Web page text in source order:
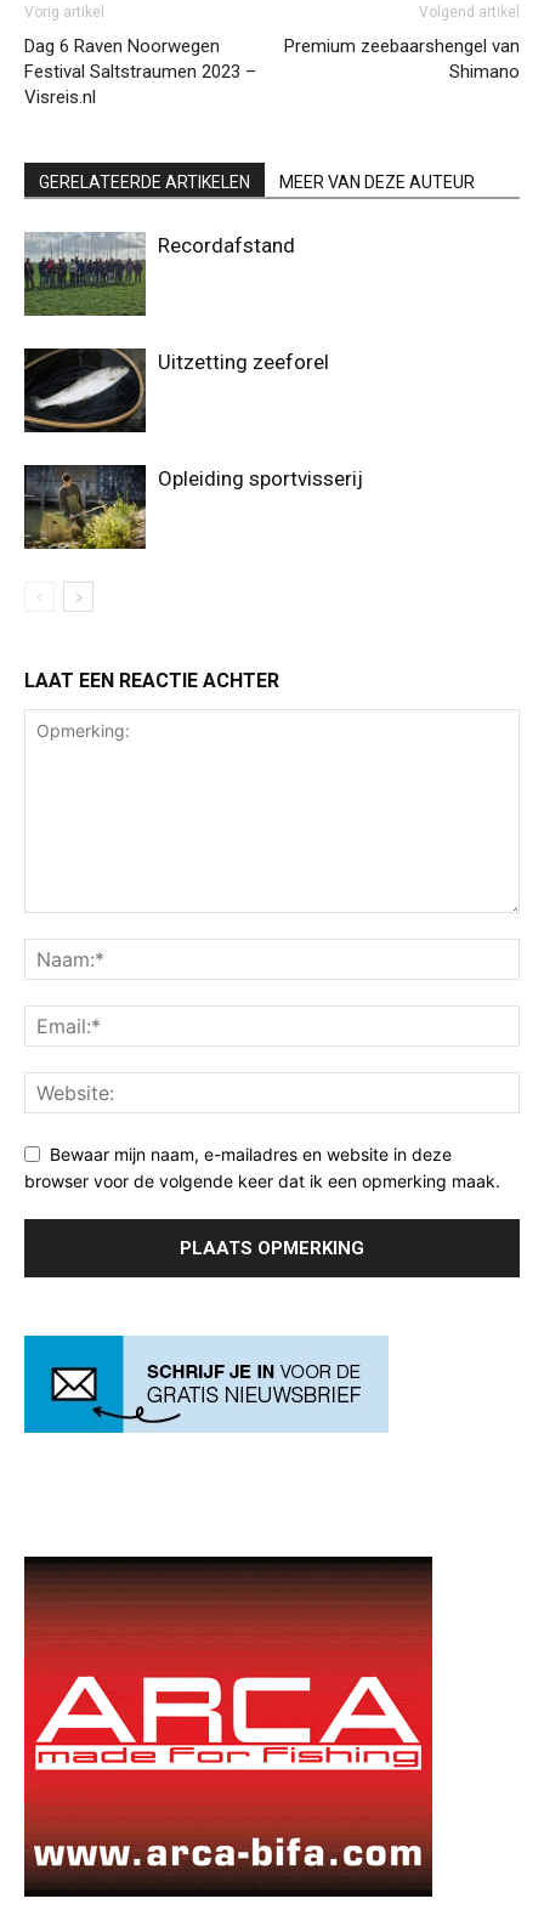
Vorig artikel
Dag 6 Raven Noorwegen
Festival Saltstraumen 2023 –
Visreis.nl
Volgend artikel
Premium zeebaarshengel van
Shimano
GERELATEERDE ARTIKELEN MEER VAN DEZE AUTEUR
Recordafstand
Uitzetting zeeforel
Opleiding sportvisserij
LAAT EEN REACTIE ACHTER
Bewaar mijn naam, e-mailadres en website in deze
browser voor de volgende keer dat ik een opmerking maak.